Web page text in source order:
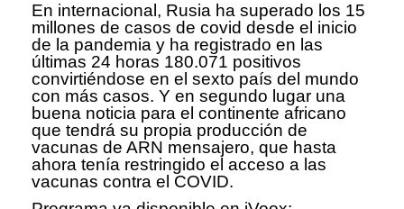
En internacional, Rusia ha superado los 15
millones de casos de covid desde el inicio
de la pandemia y ha registrado en las
últimas 24 horas 180.071 positivos
convirtiéndose en el sexto país del mundo
con más casos. Y en segundo lugar una
buena noticia para el continente africano
que tendrá su propia producción de
vacunas de ARN mensajero, que hasta
ahora tenía restringido el acceso a las
vacunas contra el COVID.